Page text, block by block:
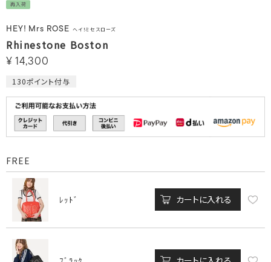
再入荷
HEY! Mrs ROSE ヘイ！ミセスローズ
Rhinestone Boston
¥ 14,300
130ポイント付与
FREE
ﾚｯﾄﾞ カートに入れる